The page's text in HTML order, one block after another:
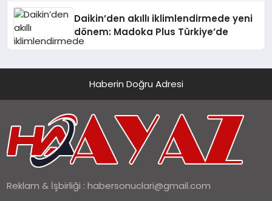
Daikin’den akıllı iklimlendirmede yeni
dönem: Madoka Plus Türkiye’de
Haberin Doğru Adresi
Reklam & İşbirliği :habersonuclari@gmail.com